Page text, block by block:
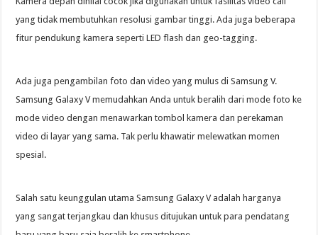
yang tidak membutuhkan resolusi gambar tinggi. Ada juga beberapa
fitur pendukung kamera seperti LED flash dan geo-tagging.
Ada juga pengambilan foto dan video yang mulus di Samsung V.
Samsung Galaxy V memudahkan Anda untuk beralih dari mode foto ke
mode video dengan menawarkan tombol kamera dan perekaman
video di layar yang sama. Tak perlu khawatir melewatkan momen
spesial.
Salah satu keunggulan utama Samsung Galaxy V adalah harganya
yang sangat terjangkau dan khusus ditujukan untuk para pendatang